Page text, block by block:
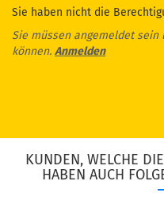
Sie haben nicht die
Sie müssen angemeldet sein
können. Anmelden
KUNDEN, WELCHE
HABEN AUCH